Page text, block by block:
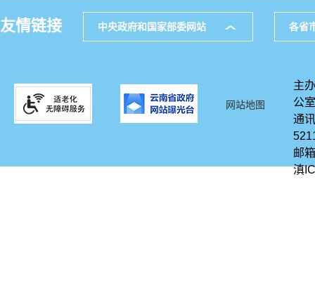
友情链接 中央政府和国家部委网站 各省
网站地图
主
公室
通
邮
滇